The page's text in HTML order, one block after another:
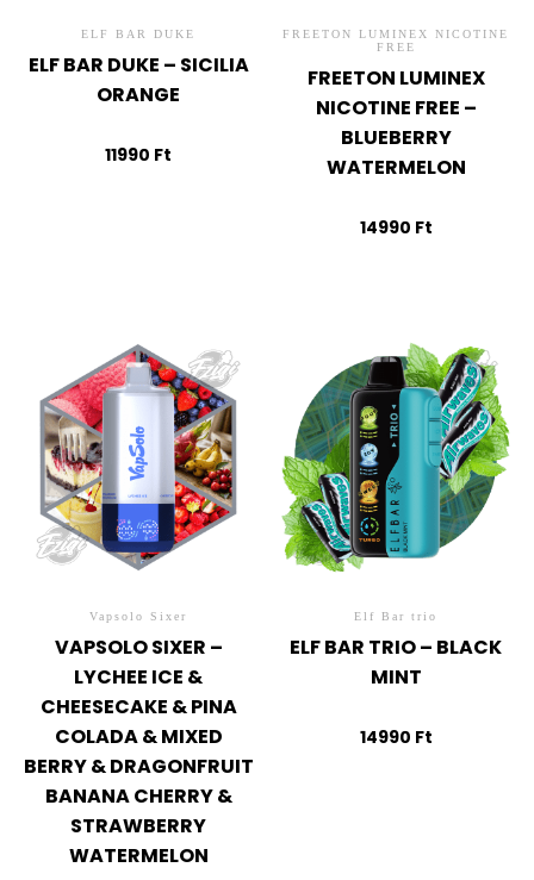
ELF BAR DUKE
ELF BAR DUKE – SICILIA
ORANGE
11990 Ft
FREETON LUMINEX NICOTINE
FREE
FREETON LUMINEX
NICOTINE FREE –
BLUEBERRY
WATERMELON
14990 Ft
Vapsolo Sixer
VAPSOLO SIXER –
LYCHEE ICE &
CHEESECAKE & PINA
COLADA & MIXED
BERRY & DRAGONFRUIT
BANANA CHERRY &
STRAWBERRY
WATERMELON
Elf Bar trio
ELF BAR TRIO – BLACK
MINT
14990 Ft